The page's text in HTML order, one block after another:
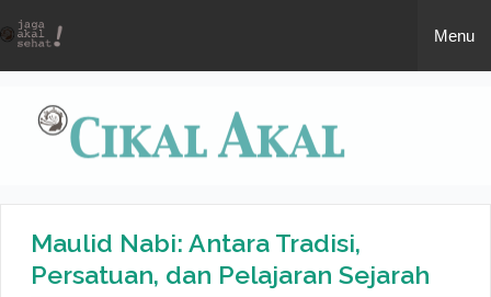
Menu
Edukasi
Politik
Tips
Maulid Nabi: Antara Tradisi,
Persatuan, dan Pelajaran Sejarah